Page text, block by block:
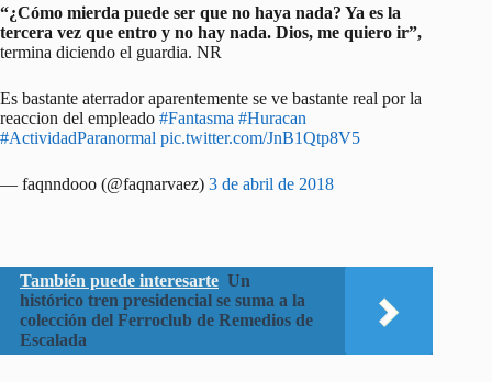
“¿Cómo mierda puede ser que no haya nada? Ya es la
tercera vez que entro y no hay nada. Dios, me quiero ir”,
termina diciendo el guardia. NR
Es bastante aterrador aparentemente se ve bastante real por la
reaccion del empleado #Fantasma #Huracan
#ActividadParanormal pic.twitter.com/JnB1Qtp8V5
— faqnndooo (@faqnarvaez) 3 de abril de 2018
También puede interesarte Un
histórico tren presidencial se suma a la
colección del Ferroclub de Remedios de
Escalada